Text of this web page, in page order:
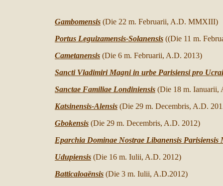
Gambomensis (Die 22 m. Februarii, A.D. MMXIII)
Portus Leguizamensis-Solanensis ((Die 11 m.
Cametanensis (Die 6 m. Februarii, A.D. 2013)
Sancti Vladimiri Magni in urbe Parisiensi pro
Sanctae Familiae Londiniensis (Die 18 m. Ianuarii,
Katsinensis-Alensis (Die 29 m. Decembris, A.D.
Gbokensis (Die 29 m. Decembris, A.D. 2012)
Eparchia Dominae Nostrae Libanensis Parisiensis
Udupiensis (Die 16 m. Iulii, A.D. 2012)
Batticaloaënsis (Die 3 m. Iulii, A.D.2012)